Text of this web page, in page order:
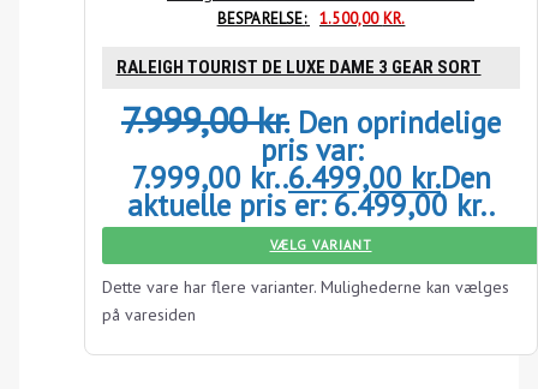
BESPARELSE: 1.500,00 KR.
RALEIGH TOURIST DE LUXE DAME 3 GEAR SORT
7.999,00kr. Den oprindelige
pris var:
7.999,00 kr..6.499,00 kr.Den
aktuelle pris er: 6.499,00 kr..
VÆLG VARIANT
Dette vare har flere varianter. Mulighederne kan vælges
på varesiden